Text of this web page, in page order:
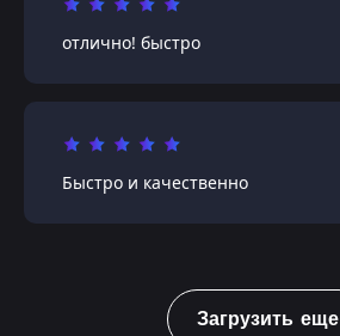
отлично! быстро
Быстро и качественно
Загрузить еще